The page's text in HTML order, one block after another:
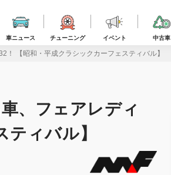
車ニュース チューニング イベント 中古車
【昭和・平成クラシックカーフェスティバル】
、フェアレディ
ィバル】